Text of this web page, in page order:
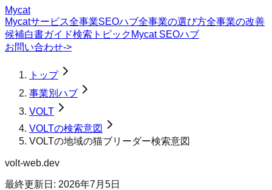
Mycat
Mycatサービス全事業SEOハブ全事業の選び方全事業の改善
候補白書ガイド検索トピック Mycat SEOハブ
お問い合わせ->
トップ
事業別ハブ
VOLT
VOLTの検索意図
VOLTの地域の猫ブリーダー検索意図
volt-web.dev
最終更新日: 2026年7月5日